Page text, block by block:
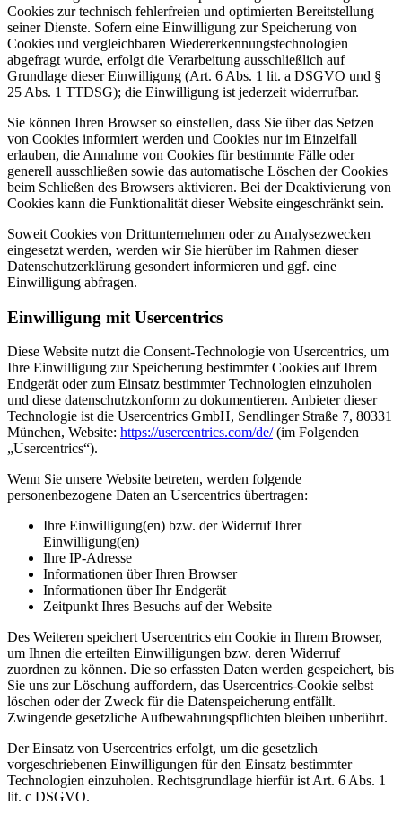
Cookies zur technisch fehlerfreien und optimierten Bereitstellung
seiner Dienste. Sofern eine Einwilligung zur Speicherung von
Cookies und vergleichbaren Wiedererkennungstechnologien
abgefragt wurde, erfolgt die Verarbeitung ausschließlich auf
Grundlage dieser Einwilligung (Art. 6 Abs. 1 lit. a DSGVO und §
25 Abs. 1 TTDSG); die Einwilligung ist jederzeit widerrufbar.
Sie können Ihren Browser so einstellen, dass Sie über das Setzen
von Cookies informiert werden und Cookies nur im Einzelfall
erlauben, die Annahme von Cookies für bestimmte Fälle oder
generell ausschließen sowie das automatische Löschen der Cookies
beim Schließen des Browsers aktivieren. Bei der Deaktivierung von
Cookies kann die Funktionalität dieser Website eingeschränkt sein.
Soweit Cookies von Drittunternehmen oder zu Analysezwecken
eingesetzt werden, werden wir Sie hierüber im Rahmen dieser
Datenschutzerklärung gesondert informieren und ggf. eine
Einwilligung abfragen.
Einwilligung mit Usercentrics
Diese Website nutzt die Consent-Technologie von Usercentrics, um
Ihre Einwilligung zur Speicherung bestimmter Cookies auf Ihrem
Endgerät oder zum Einsatz bestimmter Technologien einzuholen
und diese datenschutzkonform zu dokumentieren. Anbieter dieser
Technologie ist die Usercentrics GmbH, Sendlinger Straße 7, 80331
München, Website: https://usercentrics.com/de/(im Folgenden
„Usercentrics“).
Wenn Sie unsere Website betreten, werden folgende
personenbezogene Daten an Usercentrics übertragen:
Ihre Einwilligung(en) bzw. der Widerruf Ihrer
Einwilligung(en)
Ihre IP-Adresse
Informationen über Ihren Browser
Informationen über Ihr Endgerät
Zeitpunkt Ihres Besuchs auf der Website
Des Weiteren speichert Usercentrics ein Cookie in Ihrem Browser,
um Ihnen die erteilten Einwilligungen bzw. deren Widerruf
zuordnen zu können. Die so erfassten Daten werden gespeichert, bis
Sie uns zur Löschung auffordern, das Usercentrics-Cookie selbst
löschen oder der Zweck für die Datenspeicherung entfällt.
Zwingende gesetzliche Aufbewahrungspflichten bleiben unberührt.
Der Einsatz von Usercentrics erfolgt, um die gesetzlich
vorgeschriebenen Einwilligungen für den Einsatz bestimmter
Technologien einzuholen. Rechtsgrundlage hierfür ist Art. 6 Abs. 1
lit. c DSGVO.